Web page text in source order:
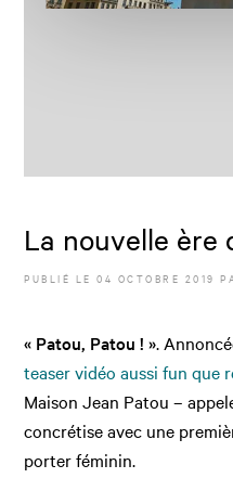
La nouvelle ère
PUBLIÉ LE04 OCTOBRE 2019
« Patou, Patou ! ».
teaser vidéo aussi fun que
Maison Jean Patou –
concrétise avec une
porter féminin.